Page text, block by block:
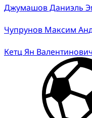
Джумашов Даниэль
Чупрунов Максим
Кетц Ян Валентинович